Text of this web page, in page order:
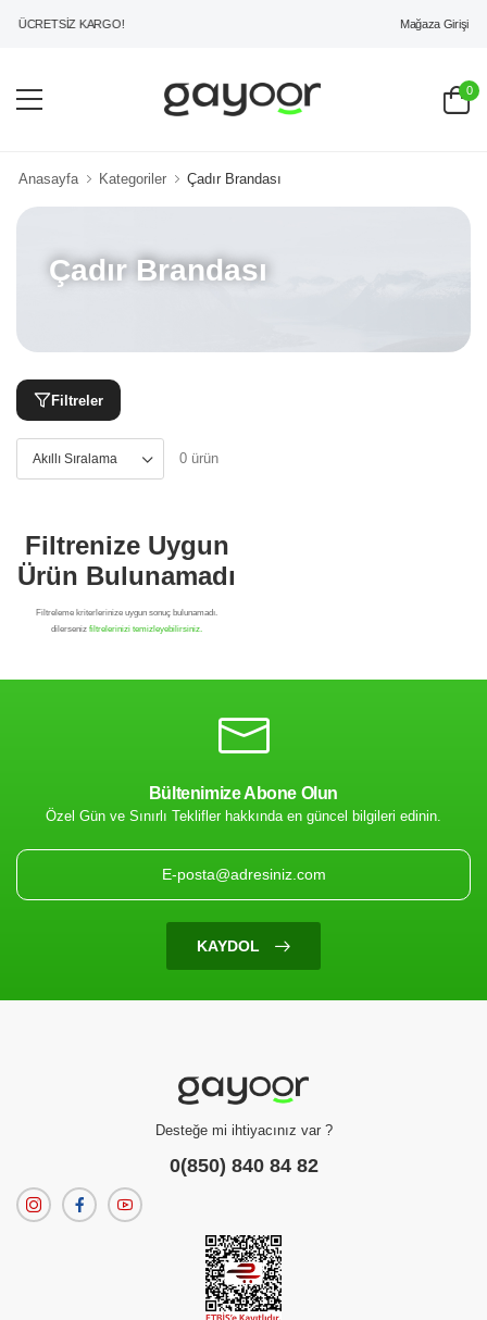
ÜCRETSİZ KARGO! Mağaza Girişi
0
Anasayfa Kategoriler Çadır Brandası
Çadır Brandası
Filtreler
0 ürün
Filtrenize Uygun
Ürün Bulunamadı
Bültenimize Abone Olun
Özel Gün ve Sınırlı Teklifler hakkında en güncel bilgileri edinin.
KAYDOL
Desteğe mi ihtiyacınız var ?
0(850) 840 84 82